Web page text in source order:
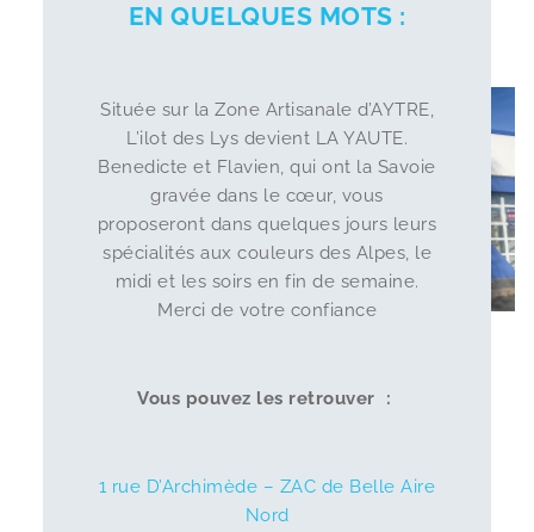
EN QUELQUES MOTS :
Située sur la Zone Artisanale d’AYTRE,
L’ilot des Lys devient LA YAUTE.
Benedicte et Flavien, qui ont la Savoie
gravée dans le cœur, vous
proposeront dans quelques jours leurs
spécialités aux couleurs des Alpes, le
midi et les soirs en fin de semaine.
Merci de votre confiance
Vous pouvez les retrouver :
1 rue D’Archimède – ZAC de Belle Aire
Nord